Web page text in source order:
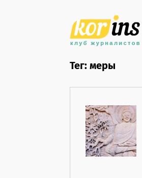
Тег: меры